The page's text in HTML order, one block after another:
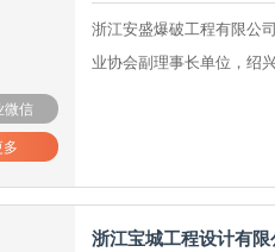
微信
多
浙江安盛爆破工程有限公
业协会副理事长单位，绍
浙江宝城工程设计有限